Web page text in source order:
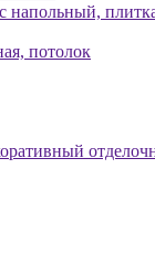
напольный,
потолок